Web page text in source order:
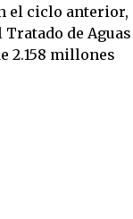
el ciclo anterior,
Tratado de Aguas
2.158 millones